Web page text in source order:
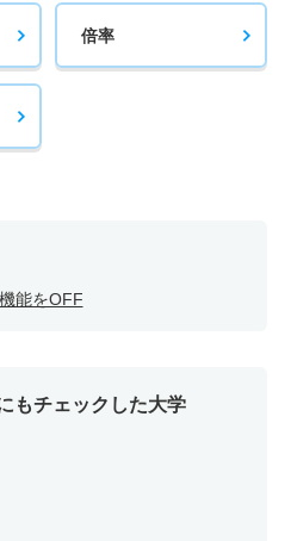
倍率
能をOFF
もチェックした大学